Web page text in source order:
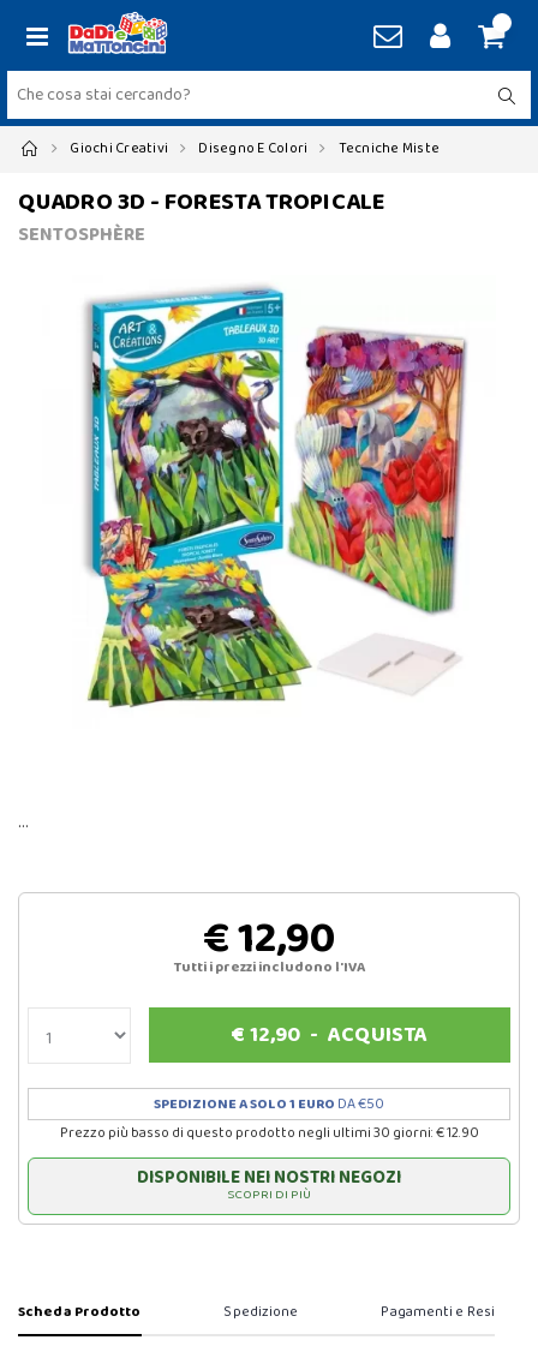
Giochi Creativi Disegno E Colori Tecniche Miste
QUADRO 3D - FORESTA TROPICALE
SENTOSPHÈRE
…
€ 12,90
Tutti i prezzi includono l'IVA
€12,90 -ACQUISTA
SPEDIZIONE A SOLO 1 EURO DA €50
Prezzo più basso di questo prodotto negli ultimi 30 giorni: € 12.90
DISPONIBILE NEI NOSTRI NEGOZI
SCOPRI DI PIÙ
Scheda Prodotto Spedizione Pagamenti e Resi